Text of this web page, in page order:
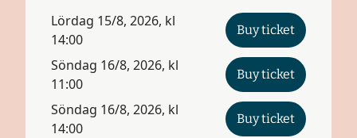
Lördag 15/8, 2026, kl
14:00
Buy ticket
Söndag 16/8, 2026, kl
11:00
Buy ticket
Söndag 16/8, 2026, kl
14:00
Buy ticket